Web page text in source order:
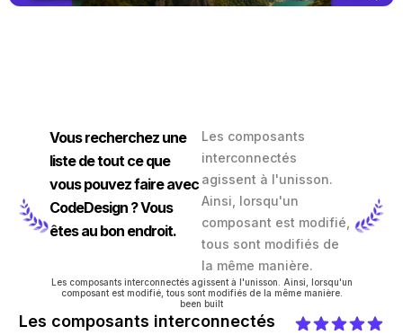
Vous recherchez une
liste de tout ce que
vous pouvez faire avec
CodeDesign ? Vous
êtes au bon endroit.
Les composants
interconnectés
agissent à l'unisson.
Ainsi, lorsqu'un
composant est modifié,
tous sont modifiés de
la même manière.
Les composants interconnectés agissent à l'unisson. Ainsi, lorsqu'un
composant est modifié, tous sont modifiés de la même manière.
been built
Les composants interconnectés